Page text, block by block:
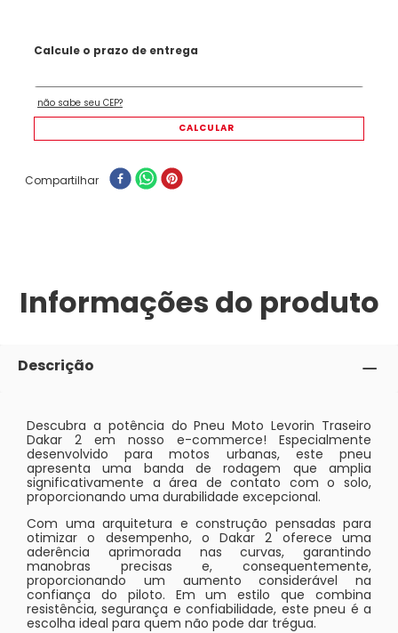
Compartilhar
Informações do produto
Descrição
Descubra a potência do Pneu Moto Levorin Traseiro
Dakar 2 em nosso e-commerce! Especialmente
desenvolvido para motos urbanas, este pneu
apresenta uma banda de rodagem que amplia
significativamente a área de contato com o solo,
proporcionando uma durabilidade excepcional.
Com uma arquitetura e construção pensadas para
otimizar o desempenho, o Dakar 2 oferece uma
aderência aprimorada nas curvas, garantindo
manobras precisas e, consequentemente,
proporcionando um aumento considerável na
confiança do piloto. Em um estilo que combina
resistência, segurança e confiabilidade, este pneu é a
escolha ideal para quem não pode dar trégua.